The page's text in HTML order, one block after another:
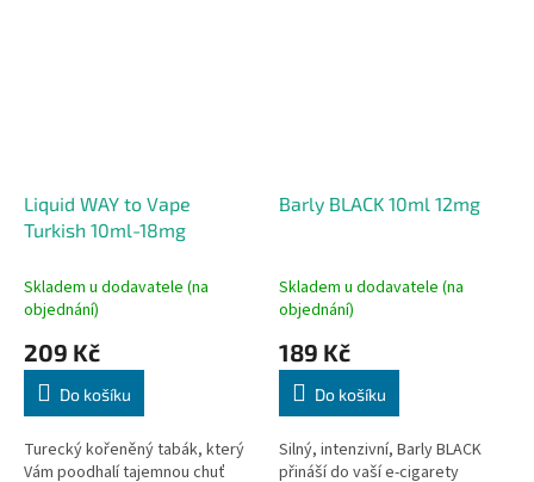
Liquid WAY to Vape
Turkish 10ml-18mg
Skladem u dodavatele (na
objednání)
209 Kč
Do košíku
Turecký kořeněný tabák, který
Vám poodhalí tajemnou chuť
Barly BLACK 10ml 12mg
Skladem u dodavatele (na
objednání)
189 Kč
Do košíku
Silný, intenzivní, Barly BLACK
přináší do vaší e-cigarety